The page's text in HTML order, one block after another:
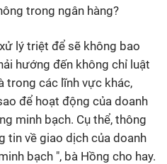
trong ngân hàng?
lý triệt để sẽ không bao
hướng đến không chỉ luật
trong các lĩnh vực khác,
để hoạt động của doanh
minh bạch. Cụ thể, thông
tin về giao dịch của doanh
bạch ", bà Hồng cho hay.